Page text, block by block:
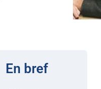
En bref